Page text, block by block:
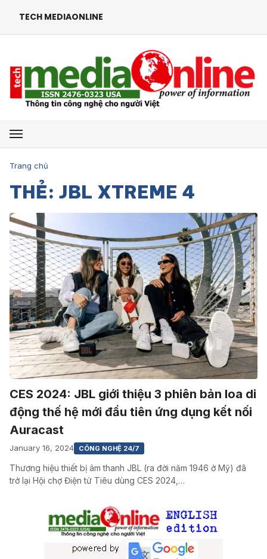
TECH MEDIAONLINE
Mở menu
Trang chủ
THẺ: JBL XTREME 4
CES 2024: JBL giới thiệu 3 phiên bản loa di
động thế hệ mới đầu tiên ứng dụng kết nối
Auracast
January 16, 2024 CÔNG NGHỆ 24/7
Thương hiệu thiết bị âm thanh JBL (ra đời năm 1946 ở Mỹ) đã
trở lại Hội chợ Điện tử Tiêu dùng CES 2024,…